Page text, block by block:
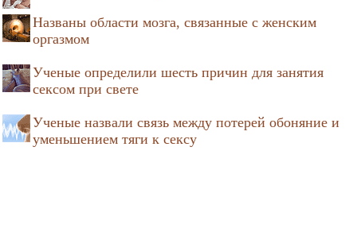
Названы области мозга, связанные с женским
оргазмом
Ученые определили шесть причин для занятия
сексом при свете
Ученые назвали связь между потерей обоняние и
уменьшением тяги к сексу